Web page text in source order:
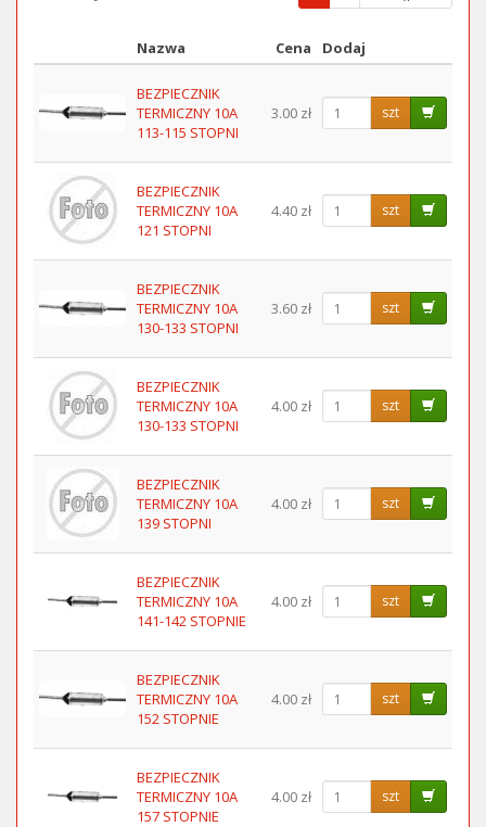
strona)
Obraz
Nazwa Cena Dodaj
BEZPIECZNIK
TERMICZNY 10A
113-115 STOPNI
3.00 zł szt
BEZPIECZNIK
TERMICZNY 10A
121 STOPNI
4.40 zł szt
BEZPIECZNIK
TERMICZNY 10A
130-133 STOPNI
3.60 zł szt
BEZPIECZNIK
TERMICZNY 10A
130-133 STOPNI
4.00 zł szt
BEZPIECZNIK
TERMICZNY 10A
139 STOPNI
4.00 zł szt
BEZPIECZNIK
TERMICZNY 10A
141-142 STOPNIE
4.00 zł szt
BEZPIECZNIK
TERMICZNY 10A
152 STOPNIE
4.00 zł szt
BEZPIECZNIK
TERMICZNY 10A
157 STOPNIE
4.00 zł szt